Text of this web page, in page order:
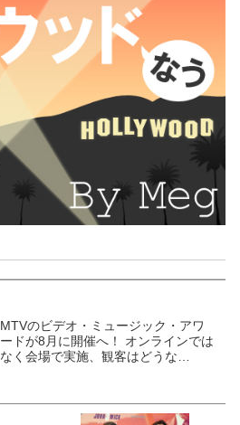
MTVのビデオ・ミュージック・アワ
ードが8月に開催へ！ オンラインでは
なく会場で実施、観客はどうな